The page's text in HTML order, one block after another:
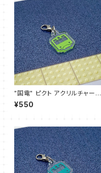
"国電" ピクト アクリルチャーム
(ウグイス)
¥550